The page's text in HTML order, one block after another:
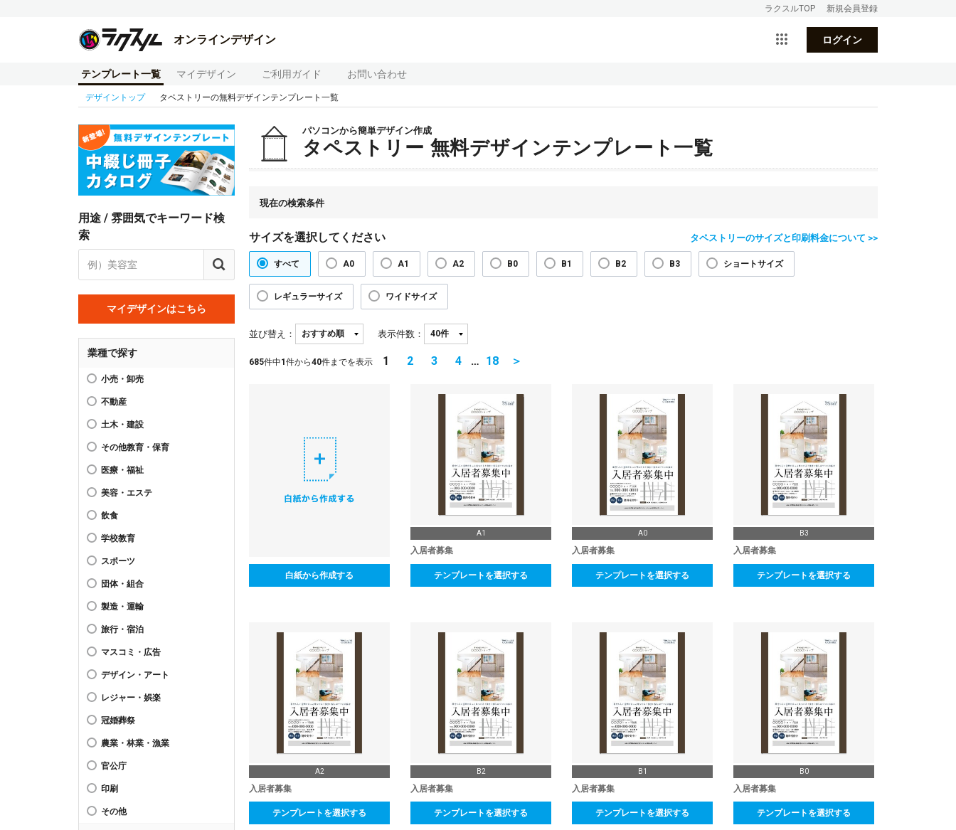
ラクスルTOP 新規会員登録
オンラインデザイン ログイン
テンプレート一覧 マイデザイン ご利用ガイド お問い合わせ
デザイントップ タペストリーの無料デザインテンプレート一覧
用途 / 雰囲気でキーワード検
索
マイデザインはこちら
業種で探す
小売・卸売
不動産
土木・建設
その他教育・保育
医療・福祉
美容・エステ
飲食
学校教育
スポーツ
団体・組合
製造・運輸
旅行・宿泊
マスコミ・広告
デザイン・アート
レジャー・娯楽
冠婚葬祭
農業・林業・漁業
官公庁
印刷
その他
パソコンから簡単デザイン作成
タペストリー 無料デザインテンプレート一覧
現在の検索条件
サイズを選択してください タペストリーのサイズと印刷料金について >>
すべて A0 A1 A2 B0 B1 B2 B3 ショートサイズ
レギュラーサイズ ワイドサイズ
並び替え： 表示件数：
685件中1 件から40件までを表示 1 2 3 4 … 18 ＞
白紙から作成する
A1
入居者募集
テンプレートを選択する
A0
入居者募集
テンプレートを選択する
B3
入居者募集
テンプレートを選択する
A2
入居者募集
テンプレートを選択する
B2
入居者募集
テンプレートを選択する
B1
入居者募集
テンプレートを選択する
B0
入居者募集
テンプレートを選択する